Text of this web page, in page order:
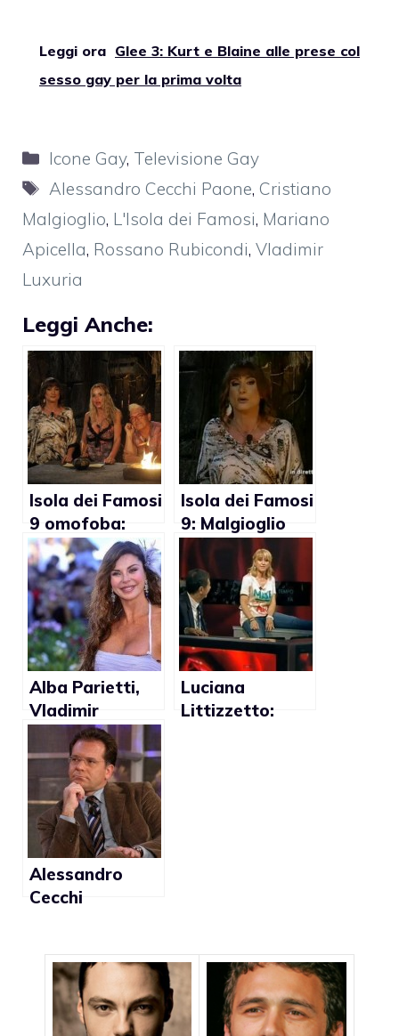
Leggi ora Glee 3: Kurt e Blaine alle prese col
sesso gay per la prima volta
Categorie
Icone Gay, Televisione Gay
Tag
Alessandro Cecchi Paone, Cristiano
Malgioglio, L'Isola dei Famosi, Mariano
Apicella, Rossano Rubicondi, Vladimir
Luxuria
Leggi Anche:
Isola dei Famosi
9 omofoba:
Arcigay scrive
lettera alla
Commissione
Vigilanza Rai
Isola dei Famosi
9: Malgioglio
vuole ritirarsi
per le
dichiarazioni
omofobe di
Apicella
Alba Parietti,
Vladimir
Luxuria e
Cristiano
Malgioglio
contro l’amore
vero gay di
Veronesi
Luciana
Littizzetto:
Alessandro
Cecchi
sposare per i
miei 50 anni”